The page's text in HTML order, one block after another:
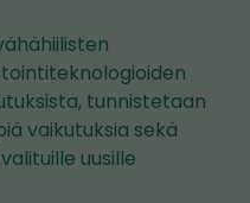
tunnistetaan
vaikutuksia sekä
uusille